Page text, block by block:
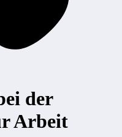
der
Arbeit